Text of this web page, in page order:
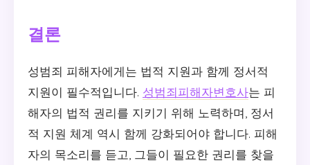
결론
성범죄 피해자에게는 법적 지원과 함께 정서적
지원이 필수적입니다. 성범죄피해자변호사는 피
해자의 법적 권리를 지키기 위해 노력하며, 정서
적 지원 체계 역시 함께 강화되어야 합니다. 피해
자의 목소리를 듣고, 그들이 필요한 권리를 찾을